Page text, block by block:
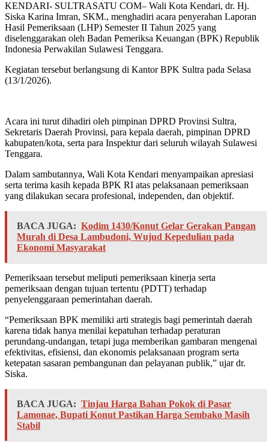
KENDARI- SULTRASATU COM– Wali Kota Kendari, dr. Hj.
Siska Karina Imran, SKM., menghadiri acara penyerahan Laporan
Hasil Pemeriksaan (LHP) Semester II Tahun 2025 yang
diselenggarakan oleh Badan Pemeriksa Keuangan (BPK) Republik
Indonesia Perwakilan Sulawesi Tenggara.
Kegiatan tersebut berlangsung di Kantor BPK Sultra pada Selasa
(13/1/2026).
Acara ini turut dihadiri oleh pimpinan DPRD Provinsi Sultra,
Sekretaris Daerah Provinsi, para kepala daerah, pimpinan DPRD
kabupaten/kota, serta para Inspektur dari seluruh wilayah Sulawesi
Tenggara.
Dalam sambutannya, Wali Kota Kendari menyampaikan apresiasi
serta terima kasih kepada BPK RI atas pelaksanaan pemeriksaan
yang dilakukan secara profesional, independen, dan objektif.
BACA JUGA: Kodim 1430/Konut Gelar Gerakan Pangan
Murah di Desa Lambudoni, Wujud Kepedulian pada
Ekonomi Masyarakat
Pemeriksaan tersebut meliputi pemeriksaan kinerja serta
pemeriksaan dengan tujuan tertentu (PDTT) terhadap
penyelenggaraan pemerintahan daerah.
“Pemeriksaan BPK memiliki arti strategis bagi pemerintah daerah
karena tidak hanya menilai kepatuhan terhadap peraturan
perundang-undangan, tetapi juga memberikan gambaran mengenai
efektivitas, efisiensi, dan ekonomis pelaksanaan program serta
ketepatan sasaran pembangunan dan pelayanan publik,” ujar dr.
Siska.
BACA JUGA: Tinjau Harga Bahan Pokok di Pasar
Lamonae, Bupati Konut Pastikan Harga Sembako Masih
Stabil